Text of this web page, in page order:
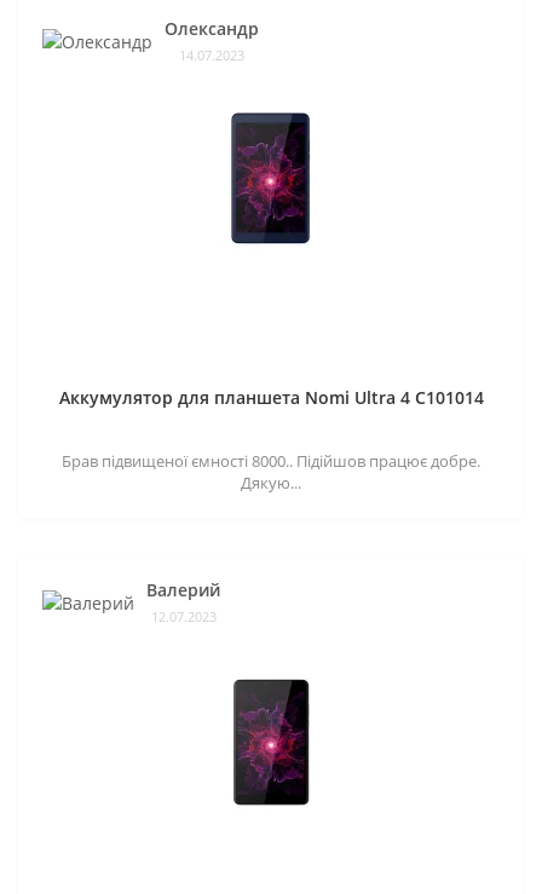
Олександр
14.07.2023
Аккумулятор для планшета Nomi Ultra 4 C101014
Брав підвищеної ємності 8000.. Підійшов працює добре.
Дякую...
Валерий
12.07.2023